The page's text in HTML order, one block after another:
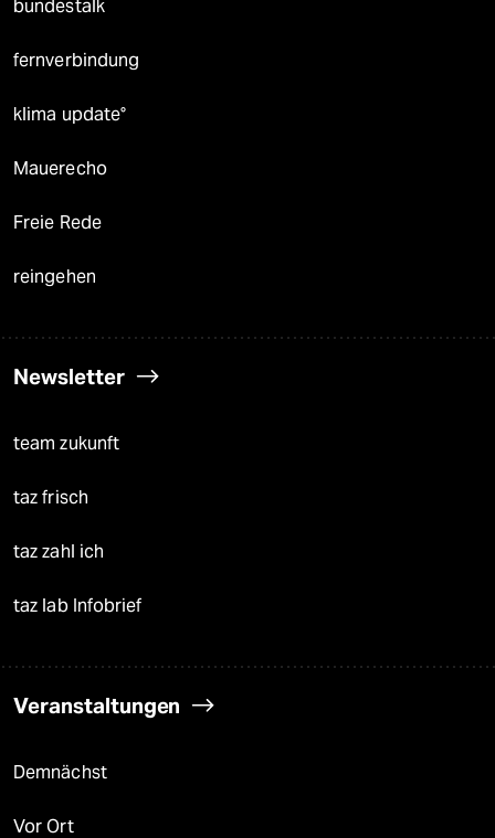
bundestalk
fernverbindung
klima update°
Mauerecho
Freie Rede
reingehen
Newsletter
team zukunft
taz frisch
taz zahl ich
taz lab Infobrief
Veranstaltungen
Demnächst
Vor Ort